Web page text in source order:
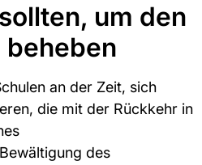
um den
beheben
an der Zeit, sich
die mit der Rückkehr in
des